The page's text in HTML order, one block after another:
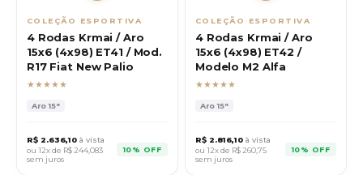
COLEÇÃO ESPORTIVA
4 Rodas Krmai / Aro
15x6 (4x98) ET41 / Mod.
R17 Fiat New Palio
★★★★★
Aro15"
R$ 2.636,10 à vista
ou 12x de R$ 244,083
sem juros
10% OFF
COLEÇÃO ESPORTIVA
4 Rodas Krmai / Aro
15x6 (4x98) ET42 /
Modelo M2 Alfa
★★★★★
Aro15"
R$ 2.816,10 à vista
ou 12x de R$ 260,75
sem juros
10% OFF